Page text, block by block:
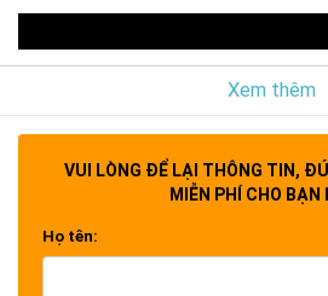
ViewSonic M1
Xem thêm
VUI LÒNG ĐỂ LẠI THÔNG TIN,
MIỄN PHÍ CHO BẠN
Họ tên: